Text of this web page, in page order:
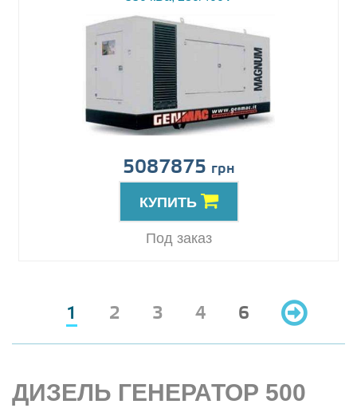
5087875 грн
КУПИТЬ
Под заказ
1 2 3 4 6
ДИЗЕЛЬ ГЕНЕРАТОР 500